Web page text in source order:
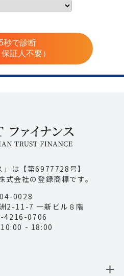
秒で診断
保証人不要）
」は【第6977728号】
式会社の登録商標です。
0028
2-11-7 一新ビル８階
4216-0706
10:00 - 18:00